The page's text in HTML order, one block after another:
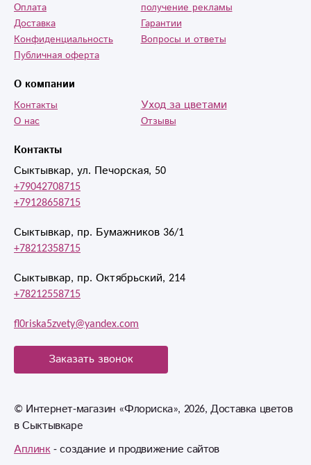
Контакты
Сыктывкар, ул. Печорская, 50
+79042708715
+79128658715
Сыктывкар, пр. Бумажников 36/1
+78212358715
Сыктывкар, пр. Октябрьский, 214
+78212558715
fl0riska5zvety@yandex.com
Заказать звонок
Оплата
Доставка
Конфиденциальность
Публичная оферта
получение рекламы
Гарантии
Вопросы и ответы
О компании
Контакты
О нас
Уход за цветами
Отзывы
© Интернет-магазин «Флориска», 2026, Доставка цветов
в Сыктывкаре
Аплинк- создание и продвижение сайтов